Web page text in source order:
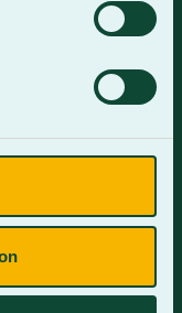
nous